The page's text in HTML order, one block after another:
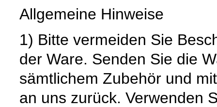
Allgemeine Hinweise
1) Bitte vermeiden Sie
der Ware. Senden Sie die
sämtlichem Zubehör und
an uns zurück. Verwenden